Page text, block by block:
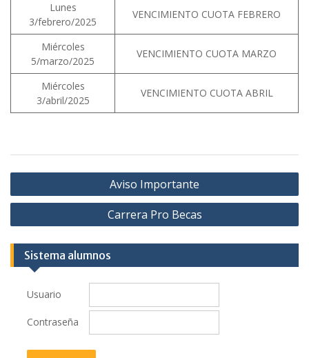
Lunes
3/febrero/2025
VENCIMIENTO CUOTA FEBRERO
Miércoles
5/marzo/2025
VENCIMIENTO CUOTA MARZO
Miércoles
3/abril/2025
VENCIMIENTO CUOTA ABRIL
Navegación
de
Aviso Importante
Carrera Pro Becas
Sistema alumnos
Usuario
Contraseña